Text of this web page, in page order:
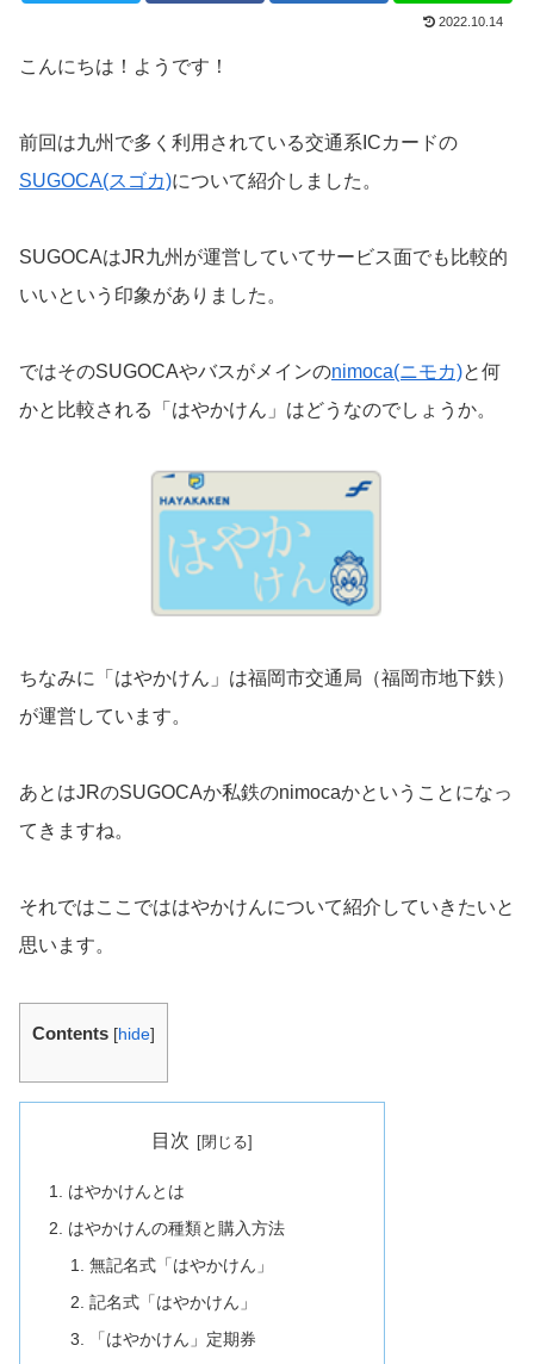
2022.10.14
こんにちは！ようです！
前回は九州で多く利用されている交通系ICカードの
SUGOCA(スゴカ)について紹介しました。
SUGOCAはJR九州が運営していてサービス面でも比較的
いいという印象がありました。
ではそのSUGOCAやバスがメインのnimoca(ニモカ)と何
かと比較される「はやかけん」はどうなのでしょうか。
ちなみに「はやかけん」は福岡市交通局（福岡市地下鉄）
が運営しています。
あとはJRのSUGOCAか私鉄のnimocaかということになっ
てきますね。
それではここでははやかけんについて紹介していきたいと
思います。
Contents [hide]
目次
はやかけんとは
はやかけんの種類と購入方法
無記名式「はやかけん」
記名式「はやかけん」
「はやかけん」定期券